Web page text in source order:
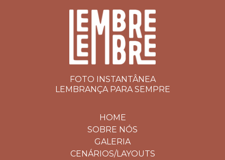
FOTO INSTANTÂNEA
LEMBRANÇA PARA SEMPRE
HOME
SOBRE NÓS
GALERIA
CENÁRIOS/LAYOUTS